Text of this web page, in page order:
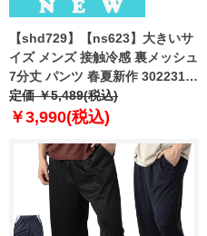
【shd729】【ns623】大きいサ
イズ メンズ 接触冷感 裏メッシュ
7分丈 パンツ 春夏新作 302231az
【fre】
定価 ￥5,489(税込)
￥3,990(税込)